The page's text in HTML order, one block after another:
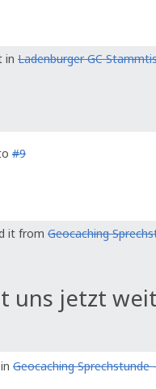
in Ladenburger GC
#9
it from Geocaching
uns jetzt
Geocaching Sprechstunde -